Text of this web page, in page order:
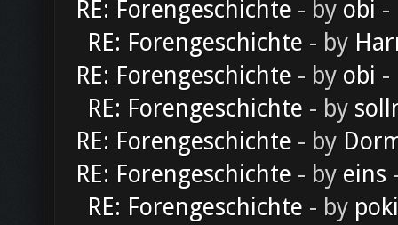
RE: Forengeschichte - by obi -
RE: Forengeschichte - by
RE: Forengeschichte - by obi -
RE: Forengeschichte - by
RE: Forengeschichte - by
RE: Forengeschichte - by eins
RE: Forengeschichte - by